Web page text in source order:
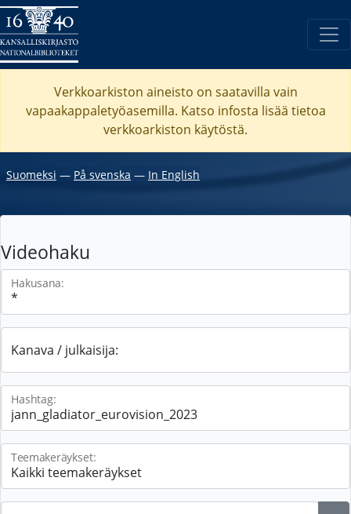
Verkkoarkiston aineisto on saatavilla vain
vapaakappaletyöasemilla. Katso infosta lisää tietoa
verkkoarkiston käytöstä.
Suomeksi ― På svenska ― In English
Videohaku
Hakusana:
Kanava / julkaisija:
Hashtag:
Teemakeräykset: